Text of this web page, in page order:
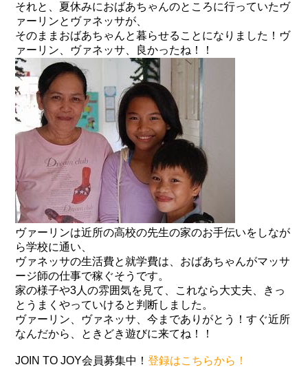
それと、夏休みにおばあちゃんのところに行っていたヴ
ァーリンとヴァネッサが、
そのままおばあちゃんと暮らせることになりました！ヴ
ァーリン、ヴァネッサ、良かったね！！
ヴァーリンは近所の高校の先生の家のお手伝いをしなが
ら学校に通い、
ヴァネッサの生活費と就学費は、おばあちゃんがマッサ
ージ師の仕事で稼ぐそうです。
家の様子や3人の雰囲気を見て、これなら大丈夫、きっ
とうまくやっていけると判断しました。
ヴァーリン、ヴァネッサ、今までありがとう！すぐ近所
なんだから、ときどき遊びに来てね！！
JOIN TO JOY会員募集中！登録はこちらから！